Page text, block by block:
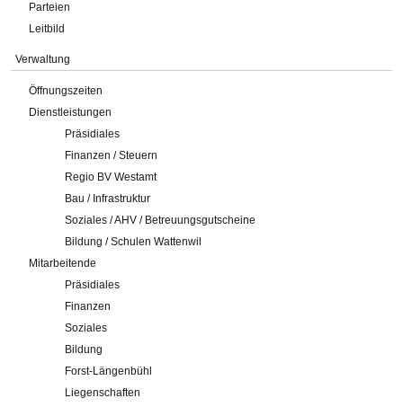
Parteien
Leitbild
Verwaltung
Öffnungszeiten
Dienstleistungen
Präsidiales
Finanzen / Steuern
Regio BV Westamt
Bau / Infrastruktur
Soziales / AHV / Betreuungsgutscheine
Bildung / Schulen Wattenwil
Mitarbeitende
Präsidiales
Finanzen
Soziales
Bildung
Forst-Längenbühl
Liegenschaften